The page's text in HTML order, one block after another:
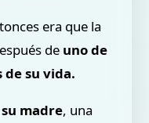
era que la
de uno de
de su vida.
madre, una